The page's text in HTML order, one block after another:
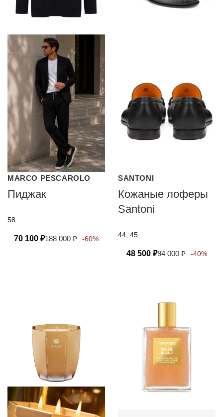
MARCO PESCAROLO
Пиджак
58
70 100 ₽188 000₽ -60%
SANTONI
Кожаные лоферы
Santoni
44, 45
48 500 ₽94 000₽ -40%